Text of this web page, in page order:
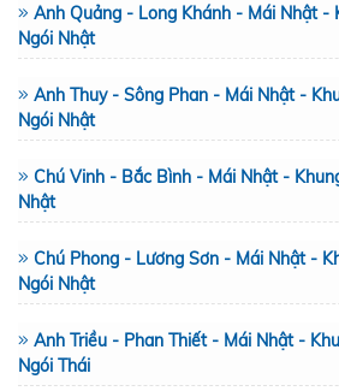
Anh Quảng - Long Khánh - Mái Nhật -
Ngói Nhật
Anh Thuy - Sông Phan - Mái Nhật -
Ngói Nhật
Chú Vinh - Bắc Bình - Mái Nhật -
Nhật
Chú Phong - Lương Sơn - Mái Nhật -
Ngói Nhật
Anh Triều - Phan Thiết - Mái Nhật -
Ngói Thái